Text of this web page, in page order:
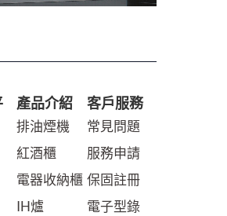
產品介紹
排油煙機
紅酒櫃
電器收納櫃
IH爐
客戶服務
常見問題
服務申請
保固註冊
電子型錄